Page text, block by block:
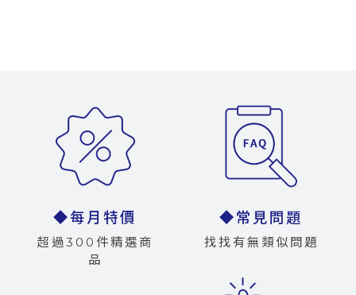
◆每月特價
超過300件精選商
品
◆常見問題
找找有無類似問題